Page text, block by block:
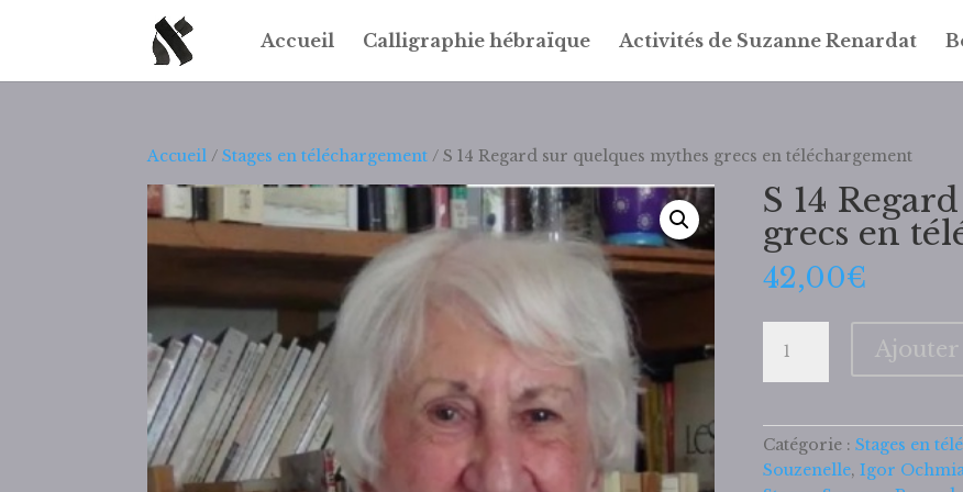
Accueil Calligraphie hébraïque Activités de Suzanne Renardat
Accueil /Stages en téléchargement / S 14 Regard sur quelques mythes grecs en téléchargement
S 14
grecs en
42,00€
S
Regard
sur
quelques
Ajouter
Catégorie : Stages en
Souzenelle, Igor